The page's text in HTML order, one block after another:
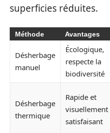
superficies réduites.
Méthode Avantages
Désherbage
manuel
Écologique,
respecte la
biodiversité
Désherbage
thermique
Rapide et
visuellement
satisfaisant